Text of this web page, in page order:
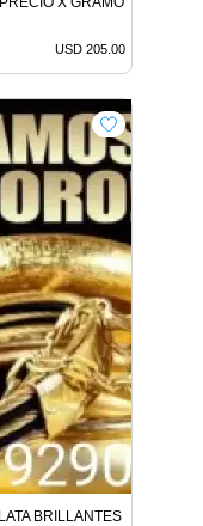
USD 205.00
BRILLANTES 205 X GR